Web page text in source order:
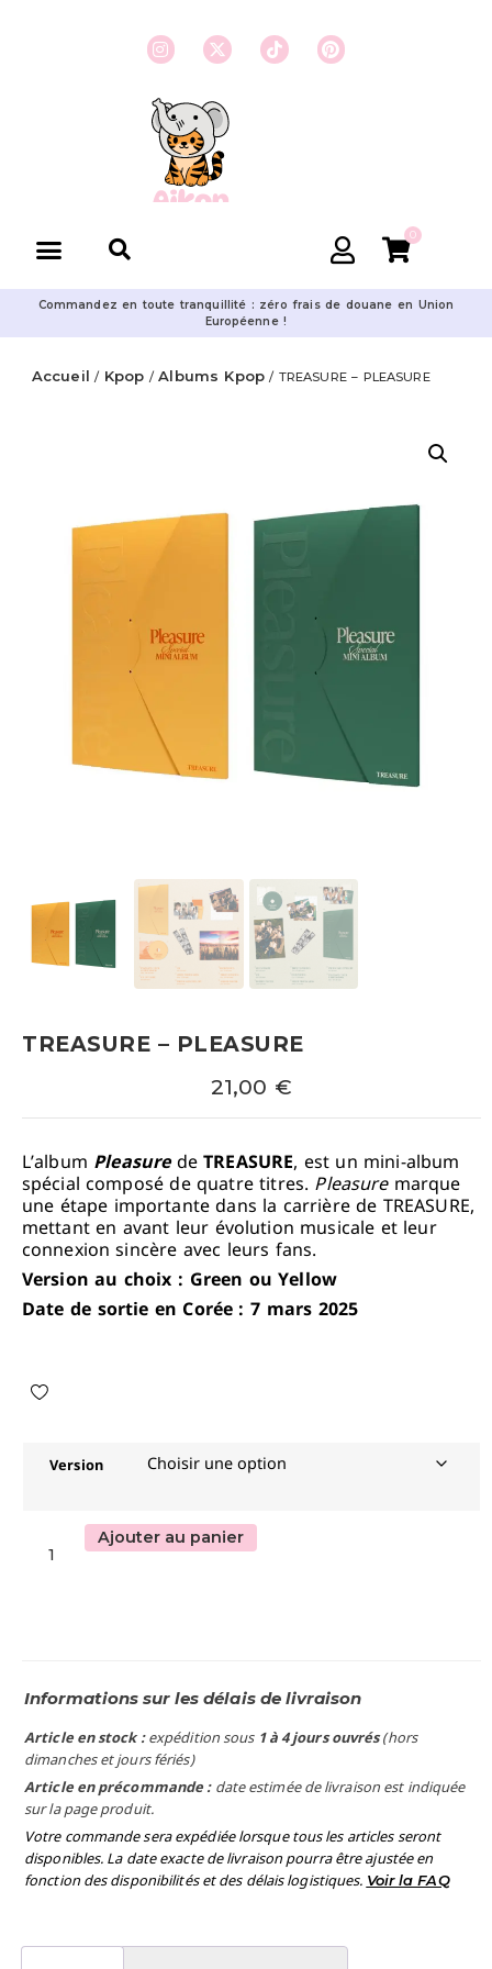
0
Commandez en toute tranquillité : zéro frais de douane en Union
Européenne !
Accueil / Kpop /Albums Kpop/ TREASURE – PLEASURE
TREASURE – PLEASURE
21,00 €
L’album PleasuredeTREASURE, est un mini-album
spécial composé de quatre titres. Pleasuremarque
une étape importante dans la carrière de TREASURE,
mettant en avant leur évolution musicale et leur
connexion sincère avec leurs fans.
Version au choix : Green ou Yellow
Date de sortie en Corée : 7 mars 2025
Version
Ajouter au panier
Informations sur les délais de livraison
Article en stock :expédition sous 1 à 4 jours ouvrés(hors
dimanches et jours fériés)
Article en précommande : date estimée de livraison est indiquée
sur la page produit.
Votre commande sera expédiée lorsque tous les articles seront
disponibles. La date exacte de livraison pourra être ajustée en
fonction des disponibilités et des délais logistiques. Voir la FAQ